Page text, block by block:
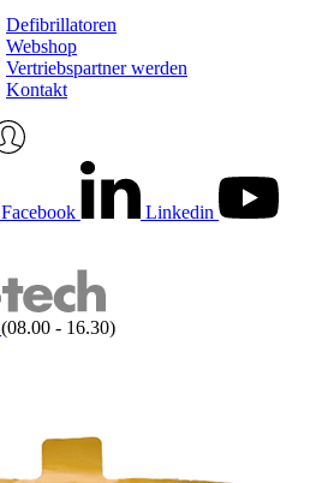
Defibrillatoren
Webshop
Vertriebspartner werden
Kontakt
Facebook
Linkedin
(08.00 - 16.30)